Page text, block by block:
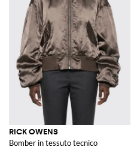
RICK OWENS
Bomber in tessuto tecnico